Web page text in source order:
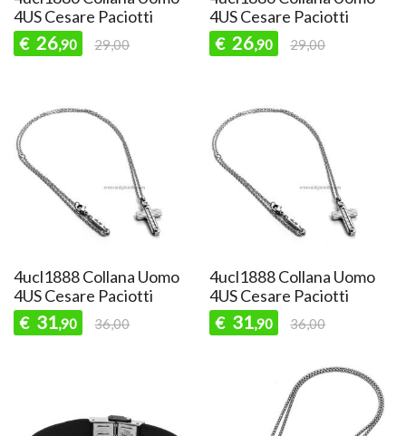
4US Cesare Paciotti
€ 26,90 29,00
4US Cesare Paciotti
€ 26,90 29,00
4ucl1888 Collana Uomo
4US Cesare Paciotti
€ 31,90 36,00
4ucl1888 Collana Uomo
4US Cesare Paciotti
€ 31,90 36,00